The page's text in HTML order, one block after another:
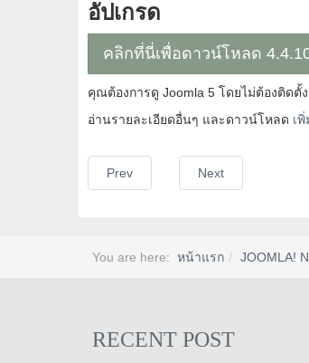
อัปเกรด
คลิกที่นี่เพื่อดาวน์โหลด
คุณต้องการดู Joomla 5 โดยไม่ต้องติดตั้
อ่านรายละเอียดอื่นๆ และดาวน์โหลด เ
Prev Next
You are here: หน้าแรก JOOMLA!
RECENT POST